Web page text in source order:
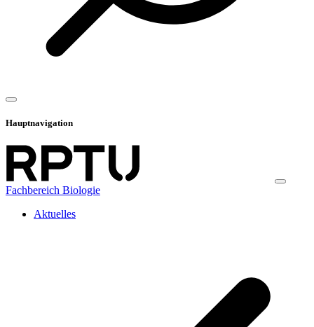
Hauptnavigation
Fachbereich Biologie
Aktuelles